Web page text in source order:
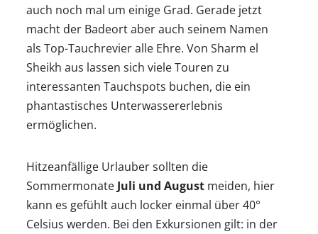
auch noch mal um einige Grad. Gerade jetzt
macht der Badeort aber auch seinem Namen
als Top-Tauchrevier alle Ehre. Von Sharm el
Sheikh aus lassen sich viele Touren zu
interessanten Tauchspots buchen, die ein
phantastisches Unterwassererlebnis
ermöglichen.
Hitzeanfällige Urlauber sollten die
Sommermonate Juli und Augustmeiden, hier
kann es gefühlt auch locker einmal über 40°
Celsius werden. Bei den Exkursionen gilt: in der